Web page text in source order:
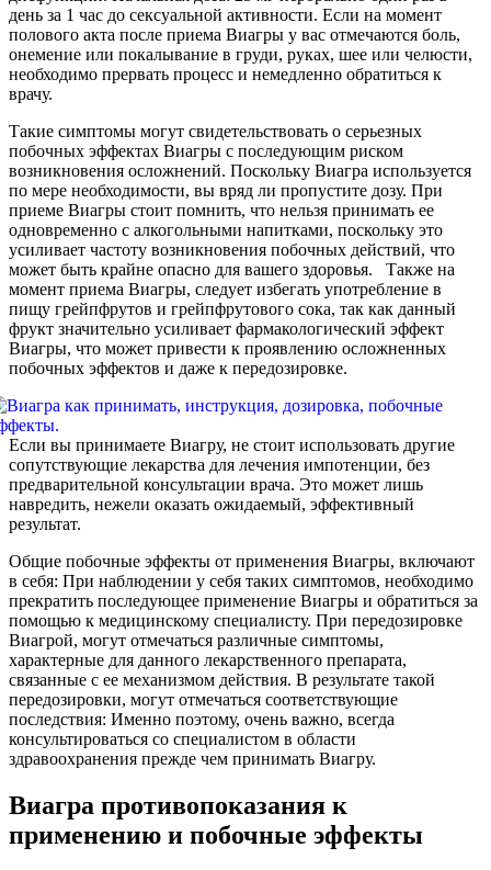
день за 1 час до сексуальной активности. Если на момент
полового акта после приема Виагры у вас отмечаются боль,
онемение или покалывание в груди, руках, шее или челюсти,
необходимо прервать процесс и немедленно обратиться к
врачу.
Такие симптомы могут свидетельствовать о серьезных
побочных эффектах Виагры с последующим риском
возникновения осложнений. Поскольку Виагра используется
по мере необходимости, вы вряд ли пропустите дозу. При
приеме Виагры стоит помнить, что нельзя принимать ее
одновременно с алкогольными напитками, поскольку это
усиливает частоту возникновения побочных действий, что
может быть крайне опасно для вашего здоровья. Также на
момент приема Виагры, следует избегать употребление в
пищу грейпфрутов и грейпфрутового сока, так как данный
фрукт значительно усиливает фармакологический эффект
Виагры, что может привести к проявлению осложненных
побочных эффектов и даже к передозировке.
Если вы принимаете Виагру, не стоит использовать другие
сопутствующие лекарства для лечения импотенции, без
предварительной консультации врача. Это может лишь
навредить, нежели оказать ожидаемый, эффективный
результат.
Общие побочные эффекты от применения Виагры, включают
в себя: При наблюдении у себя таких симптомов, необходимо
прекратить последующее применение Виагры и обратиться за
помощью к медицинскому специалисту. При передозировке
Виагрой, могут отмечаться различные симптомы,
характерные для данного лекарственного препарата,
связанные с ее механизмом действия. В результате такой
передозировки, могут отмечаться соответствующие
последствия: Именно поэтому, очень важно, всегда
консультироваться со специалистом в области
здравоохранения прежде чем принимать Виагру.
Виагра противопоказания к
применению и побочные эффекты